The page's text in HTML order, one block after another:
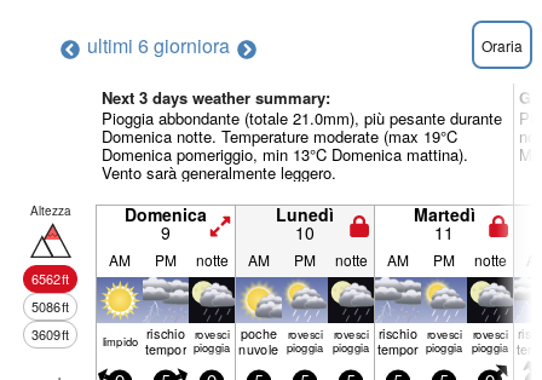
ultimi 6 giorniora Oraria
Next 3 days weather summary:
Pioggia abbondante (totale 21.0mm), più pesante durante
Domenica notte. Temperature moderate (max 19°C
Domenica pomeriggio, min 13°C Domenica mattina).
Vento sarà generalmente leggero.
Altezza
6562ft
5086ft
3609ft
Domenica
9
Lunedì
10
Martedì
11
AM PM notte AM PM notte AM PM notte
limp­ido rischio
temporale
rovesci
pioggia
poche
nuvole
rovesci
pioggia
rovesci
pioggia
rischio
temporale
rovesci
pioggia
rovesci
pioggia